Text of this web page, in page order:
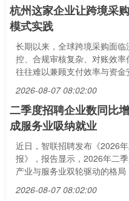
杭州这家企业让跨境采
模式实践
长期以来，全球跨境采购面
控、合规审核复杂、对账效
往往难以兼顾支付效率与资金
2026-08-07 08:02:00
二季度招聘企业数同比
成服务业吸纳就业
近日，智联招聘发布《2026
报》，报告显示，2026年二
产业与服务业双轮驱动的格局
2026-08-07 08:02:00